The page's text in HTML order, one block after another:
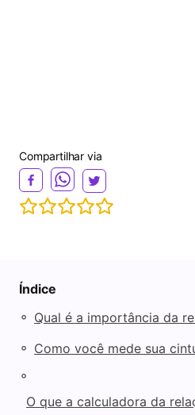
Compartilhar via
Índice
◦ Qual é a importância da
◦ Como você mede sua
◦
O que a calculadora da